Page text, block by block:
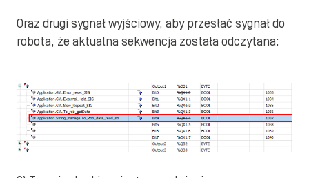
Oraz drugi sygnał wyjściowy, aby przesłać sygnał do
robota, że aktualna sekwencja została odczytana: